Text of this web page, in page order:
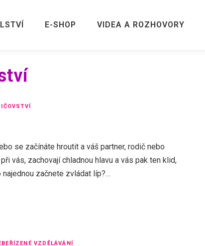
E-SHOP VIDEA A ROZHOVORY
se začínáte hroutit a váš partner, rodič nebo
vás, zachovají chladnou hlavu a vás pak ten klid,
začnete zvládat líp?…
VZDĚLÁVÁNÍ